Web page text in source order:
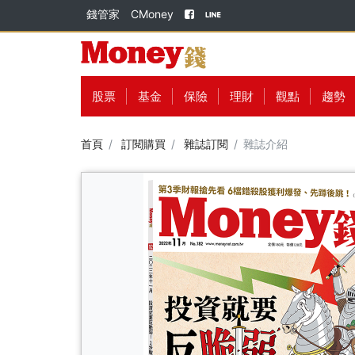
錢管家 CMoney
股票 基金 保險 理財 觀點 趨勢
首頁 訂閱購買 雜誌訂閱 雜誌介紹